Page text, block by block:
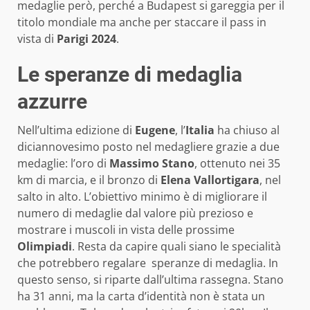
medaglie però, perché a Budapest si gareggia per il
titolo mondiale ma anche per staccare il pass in
vista di Parigi 2024.
Le speranze di medaglia
azzurre
Nell’ultima edizione di Eugene, l’Italia ha chiuso al
diciannovesimo posto nel medagliere grazie a due
medaglie: l’oro di Massimo Stano, ottenuto nei 35
km di marcia, e il bronzo di Elena Vallortigara, nel
salto in alto. L’obiettivo minimo è di migliorare il
numero di medaglie dal valore più prezioso e
mostrare i muscoli in vista delle prossime
Olimpiadi. Resta da capire quali siano le specialità
che potrebbero regalare speranze di medaglia. In
questo senso, si riparte dall’ultima rassegna. Stano
ha 31 anni, ma la carta d’identità non è stata un